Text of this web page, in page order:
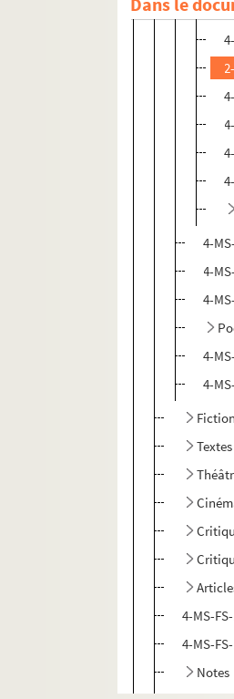
4-
4-
4-
4-
4-
Fiction
4-MS-
4-MS-
Notes